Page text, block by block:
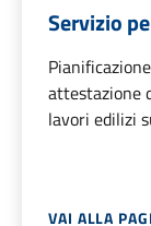
Servizio
attestazione
lavori edilizi
VAI ALLA